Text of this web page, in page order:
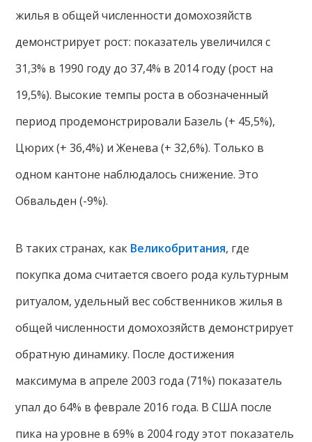
жилья в общей численности домохозяйств
демонстрирует рост: показатель увеличился с
31,3% в 1990 году до 37,4% в 2014 году (рост на
19,5%). Высокие темпы роста в обозначенный
период продемонстрировали Базель (+ 45,5%),
Цюрих (+ 36,4%) и Женева (+ 32,6%). Только в
одном кантоне наблюдалось снижение. Это
Обвальден (-9%).
В таких странах, как Великобритания, где
покупка дома считается своего рода культурным
ритуалом, удельный вес собственников жилья в
общей численности домохозяйств демонстрирует
обратную динамику. После достижения
максимума в апреле 2003 года (71%) показатель
упал до 64% в феврале 2016 года. В США после
пика на уровне в 69% в 2004 году этот показатель